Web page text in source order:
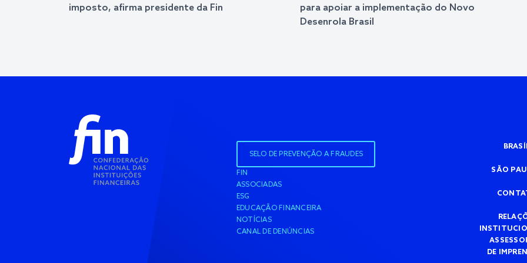
imposto, afirma presidente da Fin
para apoiar a implementação do Novo
Desenrola Brasil
SELO DE PREVENÇÃO A FRAUDES
FIN
ASSOCIADAS
ESG
EDUCAÇÃO FINANCEIRA
NOTÍCIAS
CANAL DE DENÚNCIAS
SÃO
DE